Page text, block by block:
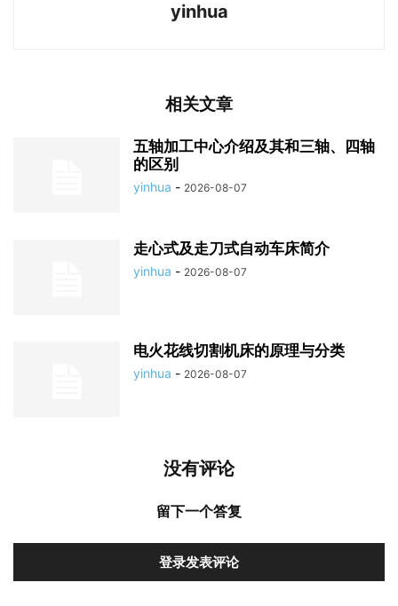
yinhua
相关文章
五轴加工中心介绍及其和三轴、四轴
的区别
yinhua - 2026-08-07
走心式及走刀式自动车床简介
yinhua - 2026-08-07
电火花线切割机床的原理与分类
yinhua - 2026-08-07
没有评论
留下一个答复
登录发表评论